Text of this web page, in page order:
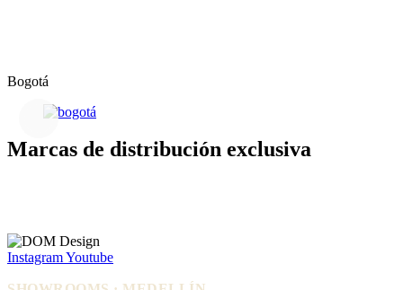
Bogotá
Marcas de distribución exclusiva
InstagramYoutube